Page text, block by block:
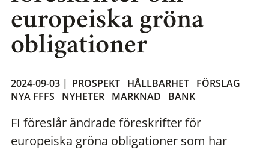
europeiska gröna
obligationer
2024-09-03 | PROSPEKT HÅLLBARHET FÖRSLAG
NYA FFFS
NYHETER MARKNAD BANK
FI föreslår ändrade föreskrifter för
europeiska gröna obligationer som har